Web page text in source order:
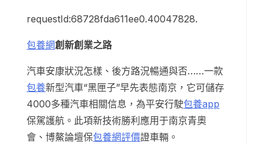
requestId:68728fda611ee0.40047828.
包養網創新創業之路
汽車安康狀況怎樣、後方路況暢通與否……一款
包養新型汽車“黑匣子”早先表態南京，它可儲存
4000多種汽車相關信息，為平安行駛包養app
保駕護航。此項新技術勝利應用于南京青奧
會、博鰲論壇保包養網評價證車輛。